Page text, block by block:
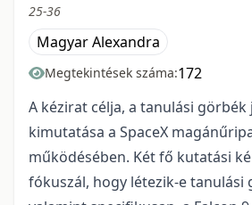
25-36
Magyar Alexandra
Megtekintések száma:172
A kézirat célja, a tanulási görbék
kimutatása a SpaceX
működésében. Két fő kutatási
fókuszál, hogy létezik-e tanulási